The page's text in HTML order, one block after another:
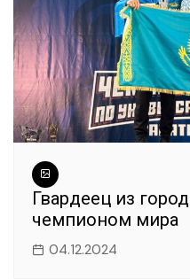
Гвардеец из
чемпионом мира
04.12.2024